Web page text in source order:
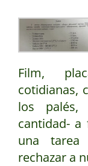
Film,
cotidianas,
los palés,
cantidad- a
una tarea
rechazar a